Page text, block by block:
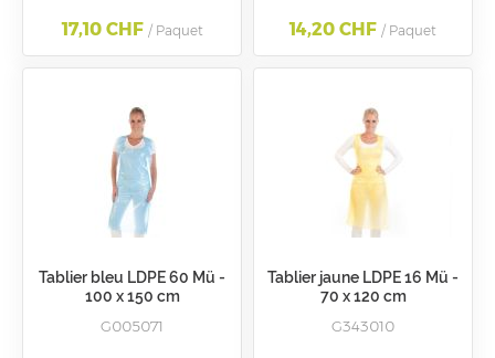
17,10 CHF / Paquet 14,20 CHF / Paquet
Tablier bleu LDPE 60 Mü -
100 x 150 cm
G005071
Tablier jaune LDPE 16 Mü -
70 x 120 cm
G343010